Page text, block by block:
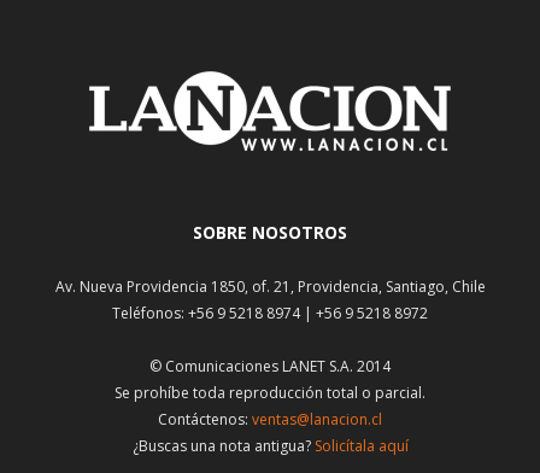
SOBRE NOSOTROS
Av. Nueva Providencia 1850, of. 21, Providencia, Santiago, Chile
Teléfonos: +56 9 5218 8974 | +56 9 5218 8972
© Comunicaciones LANET S.A. 2014
Se prohíbe toda reproducción total o parcial.
Contáctenos: ventas@lanacion.cl
¿Buscas una nota antigua? Solicítala aquí